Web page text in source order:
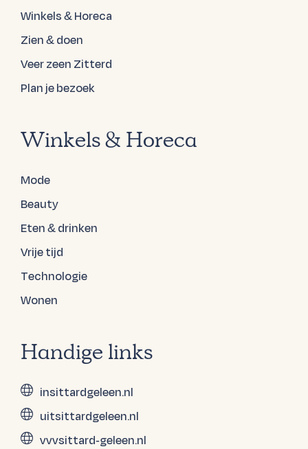
Winkels & Horeca
Zien & doen
Veer zeen Zitterd
Plan je bezoek
Winkels & Horeca
Mode
Beauty
Eten & drinken
Vrije tijd
Technologie
Wonen
Handige links
insittardgeleen.nl
uitsittardgeleen.nl
vvvsittard-geleen.nl